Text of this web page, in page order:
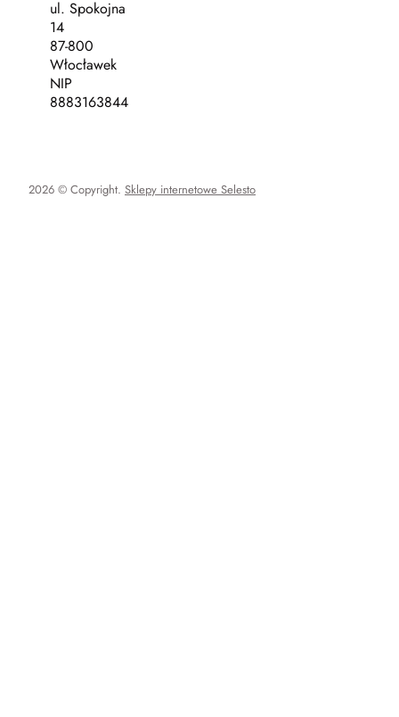
ul. Spokojna
14
87-800
Włocławek
NIP
8883163844
2026 © Copyright. Sklepy internetowe Selesto